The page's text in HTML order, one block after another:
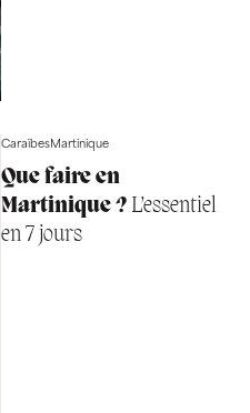
CaraïbesMartinique
Que faire en
Martinique ?L’essentiel
en 7 jours